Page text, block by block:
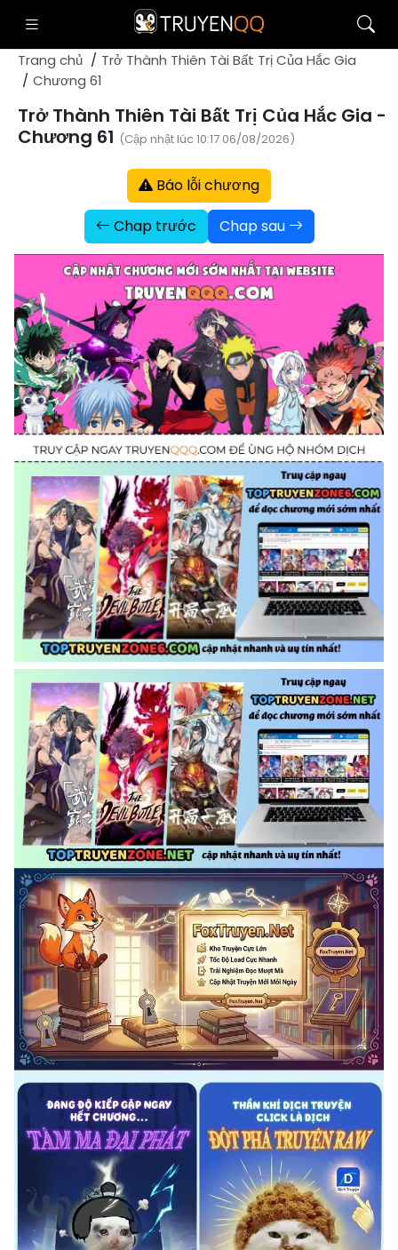
Trang chủ
Trở Thành Thiên Tài Bất Trị Của Hắc Gia
Chương 61
Trở Thành Thiên Tài Bất Trị Của Hắc Gia -
Chương 61 (Cập nhật lúc 10:17 06/08/2026)
Báo lỗi chương
Chap trước
Chap sau